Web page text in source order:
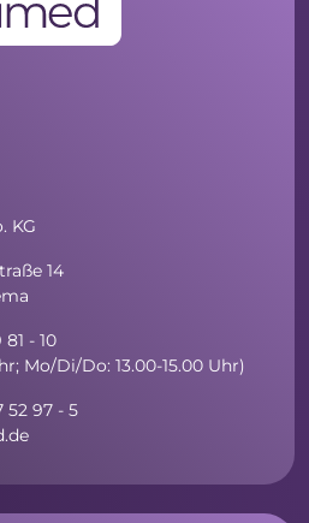
KG
14
- 10
Mo/Di/Do: 13.00-15.00 Uhr)
52 97 - 5